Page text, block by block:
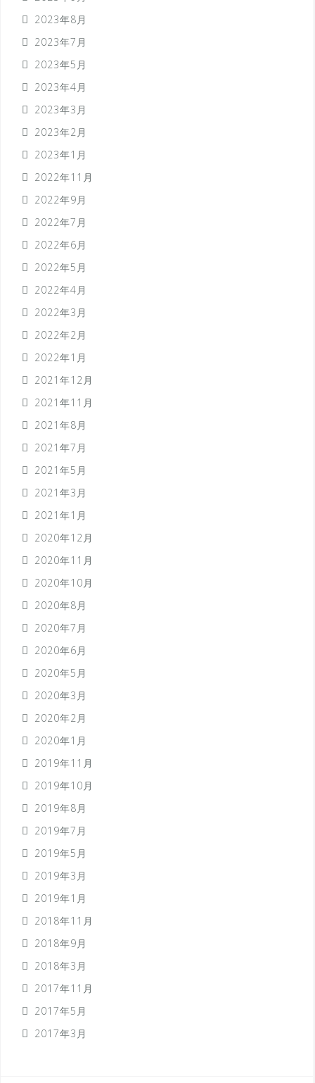
2023年8月
2023年7月
2023年5月
2023年4月
2023年3月
2023年2月
2023年1月
2022年11月
2022年9月
2022年7月
2022年6月
2022年5月
2022年4月
2022年3月
2022年2月
2022年1月
2021年12月
2021年11月
2021年8月
2021年7月
2021年5月
2021年3月
2021年1月
2020年12月
2020年11月
2020年10月
2020年8月
2020年7月
2020年6月
2020年5月
2020年3月
2020年2月
2020年1月
2019年11月
2019年10月
2019年8月
2019年7月
2019年5月
2019年3月
2019年1月
2018年11月
2018年9月
2018年3月
2017年11月
2017年5月
2017年3月